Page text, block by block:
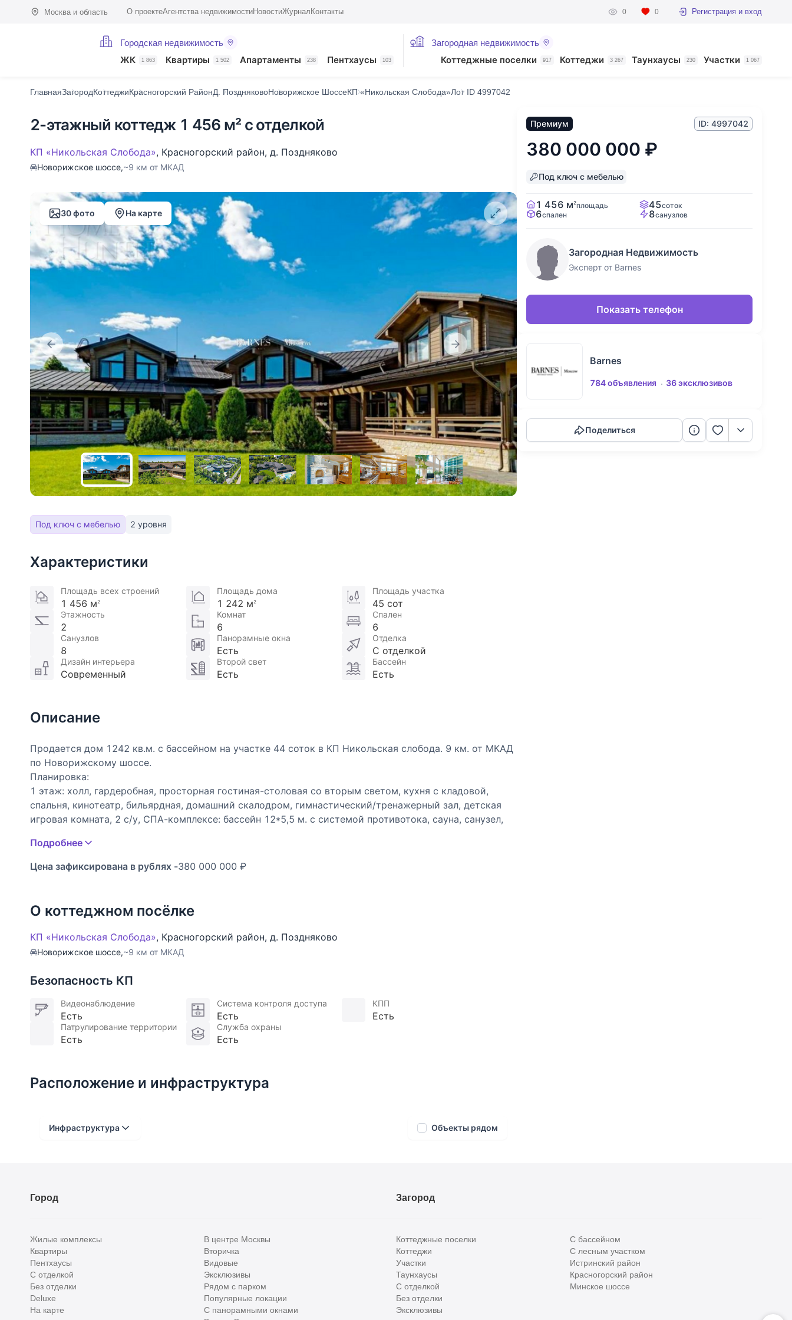
Москва и область О проектеАгентства недвижимостиНовостиЖурнал Контакты 0 0 Регистрация и вход
Городская недвижимость
ЖК 1 863 Квартиры 1 502 Апартаменты 238 Пентхаусы 103
Загородная недвижимость
Коттеджные поселки 917 Коттеджи 3 267 Таунхаусы 230 Участки 1 067
ГлавнаяЗагородКоттеджиКрасногорский РайонД. ПоздняковоНоворижское ШоссеКП «Никольская Слобода»Лот ID 4997042
2-этажный коттедж 1 456 м² с отделкой
КП «Никольская Слобода», Красногорский район, д. Поздняково
Новорижское шоссе,~9 км от МКАД
30 фото На карте
Под ключ с мебелью 2 уровня
Характеристики
Площадь всех строений
1 456 м 2
Площадь дома
1 242 м 2
Площадь участка
45 сот
Этажность
2
Комнат
6
Спален
6
Санузлов
8
Панорамные окна
Есть
Отделка
С отделкой
Дизайн интерьера
Современный
Второй свет
Есть
Бассейн
Есть
Описание
Продается дом 1242 кв.м. с бассейном на участке 44 соток в КП Никольская слобода. 9 км. от МКАД
по Новорижскому шоссе.
Планировка:
1 этаж: холл, гардеробная, просторная гостиная-столовая со вторым светом, кухня с кладовой,
спальня, кинотеатр, бильярдная, домашний скалодром, гимнастический/тренажерный зал, детская
игровая комната, 2 с/у, СПА-комплексе: бассейн 12*5,5 м. с системой противотока, сауна, санузел,
2 этаж: мастер-спальня с ванной комнатой и гардеробной, 4 спальни с с/у и встроенными шкафами,
детская творческая мастерская.
По всему внутреннему периметру дома расположена терраса с диванами, лежаками, элементами
Коммуникации центральные.
На участке: баня (78 кв.м.): сауна, купель, с/у, гостиная-кухня; дом для персонала (136 кв.м):
квартира для персонала, прачечная, хоз. помещения; детская площадка.
Участок ровный, правильной формы, с дорогими ландшафтными работами: газон, дорожки,
освещение, декоративные насаждения, сад со взрослыми плодовыми деревьями и кустарниками.
Подробнее
Цена зафиксирована в рублях -380 000 000 ₽
О коттеджном посёлке
КП «Никольская Слобода», Красногорский район, д. Поздняково
Новорижское шоссе,~9 км от МКАД
Безопасность КП
Видеонаблюдение
Есть
Система контроля доступа
Есть
КПП
Есть
Патрулирование территории
Есть
Служба охраны
Есть
Расположение и инфраструктура
Инфраструктура
Детские сады
Поликлиники
Больницы
Объекты рядом
Премиум ID: 4997042
380 000 000 ₽
Под ключ с мебелью
1 456 м2площадь 45соток
6спален 8санузлов
Загородная Недвижимость
Эксперт от Barnes
Показать телефон
Barnes
784 объявления 36 эксклюзивов
Поделиться
ХарактеристикиОписаниеО поселкеНа карте
Город
Жилые комплексы
Квартиры
Пентхаусы
С отделкой
Без отделки
Deluxe
На карте
В центре Москвы
Вторичка
Видовые
Эксклюзивы
Рядом с парком
Популярные локации
С панорамными окнами
Загород
Коттеджные поселки
Коттеджи
Участки
Таунхаусы
С отделкой
Без отделки
Эксклюзивы
С бассейном
С лесным участком
Истринский район
Красногорский район
Минское шоссе
Все
Сегодня